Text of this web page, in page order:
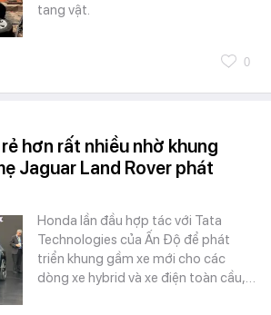
tang vật.
0
hơn rất nhiều nhờ khung
Jaguar Land Rover phát
Honda lần đầu hợp tác với Tata
Technologies của Ấn Độ để phát
triển khung gầm xe mới cho các
dòng xe hybrid và xe điện toàn cầu,…